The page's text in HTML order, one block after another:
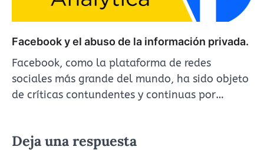
Facebook y el abuso de la información privada.
Facebook, como la plataforma de redes
sociales más grande del mundo, ha sido objeto
de críticas contundentes y continuas por…
Deja una respuesta